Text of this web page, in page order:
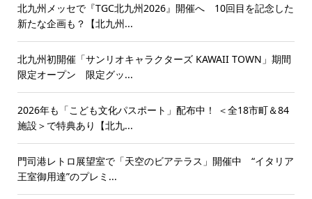
北九州メッセで『TGC北九州2026』開催へ 10回目を記念した
新たな企画も？【北九州...
北九州初開催「サンリオキャラクターズ KAWAII TOWN」期間
限定オープン 限定グッ...
2026年も「こども文化パスポート」配布中！ ＜全18市町＆84
施設＞で特典あり【北九...
門司港レトロ展望室で「天空のビアテラス」開催中 “イタリア
王室御用達”のプレミ...